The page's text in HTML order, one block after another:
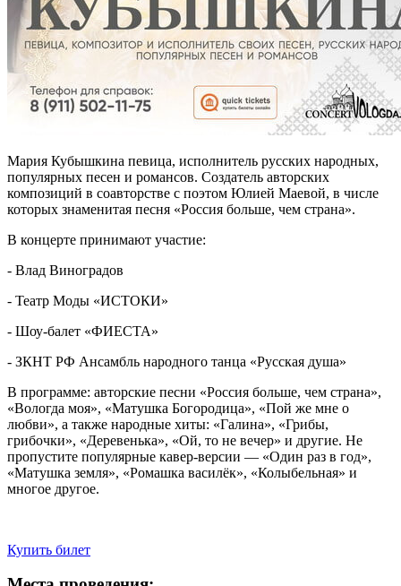
Мария Кубышкина певица, исполнитель русских народных,
популярных песен и романсов. Создатель авторских
композиций в соавторстве с поэтом Юлией Маевой, в числе
которых знаменитая песня «Россия больше, чем страна».
В концерте принимают участие:
- Влад Виноградов
- Театр Моды «ИСТОКИ»
- Шоу-балет «ФИЕСТА»
- ЗКНТ РФ Ансамбль народного танца «Русская душа»
В программе: авторские песни «Россия больше, чем страна»,
«Вологда моя», «Матушка Богородица», «Пой же мне о
любви», а также народные хиты: «Галина», «Грибы,
грибочки», «Деревенька», «Ой, то не вечер» и другие. Не
пропустите популярные кавер-версии — «Один раз в год»,
«Матушка земля», «Ромашка василёк», «Колыбельная» и
многое другое.
Купить билет